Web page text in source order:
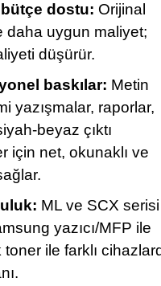
dostu: Orijinal
daha uygun maliyet;
düşürür.
baskılar: Metin
yazışmalar, raporlar,
çıktı
için net, okunaklı ve
ML ve SCX serisi
yazıcı/MFP ile
ile farklı